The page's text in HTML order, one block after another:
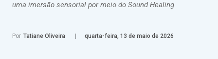
uma imersão sensorial por meio do Sound Healing
Por Tatiane Oliveira quarta-feira, 13 de maio de 2026